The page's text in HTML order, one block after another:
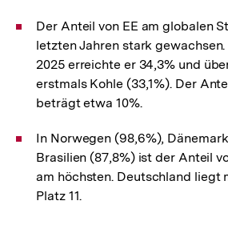
Der Anteil von EE am globalen
letzten Jahren stark
2025 erreichte er 34,3% und
erstmals Kohle (33,1%). Der
beträgt etwa 10%.
In Norwegen (98,6%),
Brasilien (87,8%) ist der Anteil
am höchsten. Deutschland liegt
Platz 11.